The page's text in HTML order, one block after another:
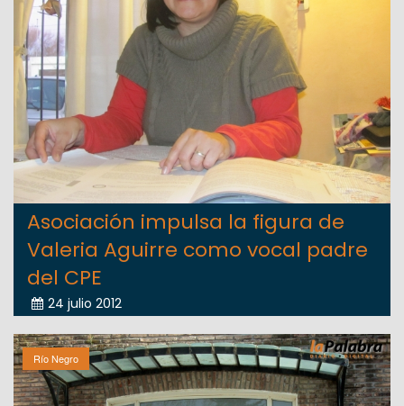
Asociación impulsa la figura de
Valeria Aguirre como vocal padre
del CPE
24 julio 2012
Río Negro